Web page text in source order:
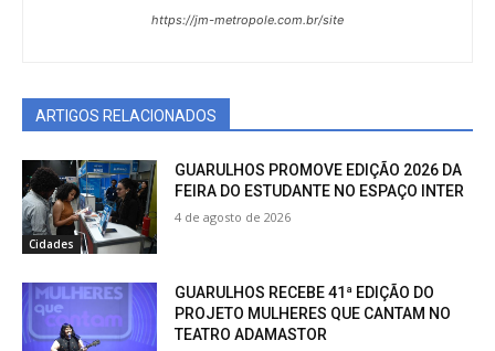
https://jm-metropole.com.br/site
ARTIGOS RELACIONADOS
Cidades
GUARULHOS PROMOVE EDIÇÃO 2026 DA
FEIRA DO ESTUDANTE NO ESPAÇO INTER
4 de agosto de 2026
GUARULHOS RECEBE 41ª EDIÇÃO DO
PROJETO MULHERES QUE CANTAM NO
TEATRO ADAMASTOR